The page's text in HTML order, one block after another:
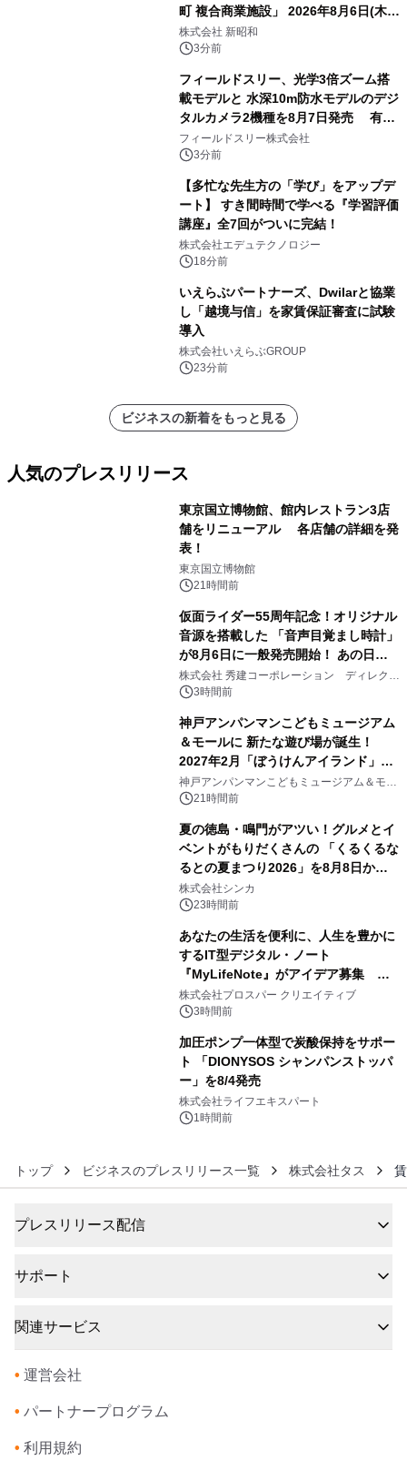
町 複合商業施設」 2026年8月6日(木)
グランドオープン
株式会社 新昭和
3分前
フィールドスリー、光学3倍ズーム搭
載モデルと 水深10m防水モデルのデジ
タルカメラ2機種を8月7日発売 有効
約1300万画素、用途別に選べるコンデ
ジ新登場
フィールドスリー株式会社
3分前
【多忙な先生方の「学び」をアップデ
ート】 すき間時間で学べる『学習評価
講座』全7回がついに完結！
株式会社エデュテクノロジー
18分前
いえらぶパートナーズ、Dwilarと協業
し「越境与信」を家賃保証審査に試験
導入
株式会社いえらぶGROUP
23分前
ビジネスの新着をもっと見る
人気のプレスリリース
東京国立博物館、館内レストラン3店
舗をリニューアル 各店舗の詳細を発
表！
東京国立博物館
21時間前
仮面ライダー55周年記念！オリジナル
音源を搭載した 「音声目覚まし時計」
が8月6日に一般発売開始！ あの日の
大興奮が今甦る
株式会社 秀建コーポレーション ディレクト
アートギャラリー
3時間前
神戸アンパンマンこどもミュージアム
＆モールに 新たな遊び場が誕生！
2027年2月「ぼうけんアイランド」が
オープン
神戸アンパンマンこどもミュージアム＆モー
ル 21時間前
夏の徳島・鳴門がアツい！グルメとイ
ベントがもりだくさんの 「くるくるな
るとの夏まつり2026」を8月8日から9
日間開催 ～夏限定メニューや大抽選
会、大学芋スティックの振る舞いも～
株式会社シンカ
23時間前
あなたの生活を便利に、人生を豊かに
するIT型デジタル・ノート
『MyLifeNote』がアイデア募集 優
秀賞100名に1年間無償試用
株式会社プロスパー クリエイティブ
3時間前
加圧ポンプ一体型で炭酸保持をサポー
ト 「DIONYSOS シャンパンストッパ
ー」を8/4発売
株式会社ライフエキスパート
1時間前
トップ ビジネスのプレスリリース一覧 株式会社タス
プレスリリース配信
サポート
関連サービス
• 運営会社
• パートナープログラム
• 利用規約